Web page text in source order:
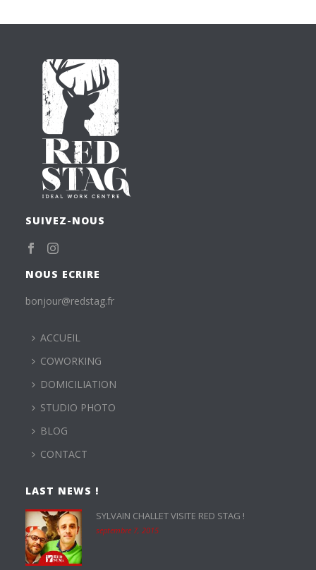
SUIVEZ-NOUS
NOUS ECRIRE
bonjour@redstag.fr
ACCUEIL
COWORKING
DOMICILIATION
STUDIO PHOTO
BLOG
CONTACT
LAST NEWS !
SYLVAIN CHALLET VISITE RED STAG !
septembre 7, 2015